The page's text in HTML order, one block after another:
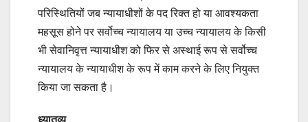
परिस्थितियों जब न्यायाधीशों के पद रिक्त हो या आवश्यकता
महसूस होने पर सर्वोच्च न्यायालय या उच्च न्यायालय के किसी
भी सेवानिवृत्त न्यायाधीश को फिर से अस्थाई रूप से सर्वोच्च
न्यायालय के न्यायाधीश के रूप में काम करने के लिए नियुक्त
किया जा सकता है।